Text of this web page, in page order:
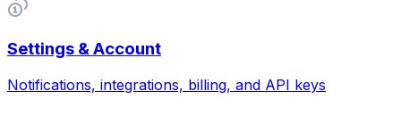
Settings & Account
Notifications, integrations, billing, and API keys